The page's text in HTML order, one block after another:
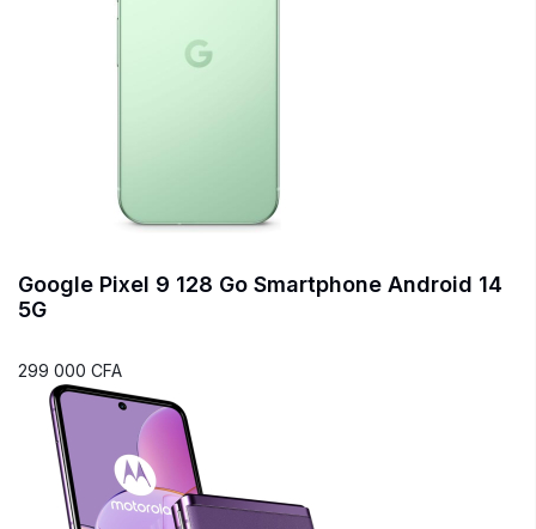
Google Pixel 9 128 Go Smartphone Android 14
5G
299 000 CFA